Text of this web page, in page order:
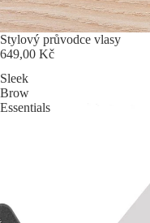
Stylový průvodce vlasy
649,00 Kč
Sleek
Brow
Essentials